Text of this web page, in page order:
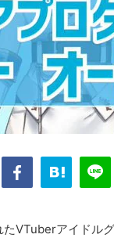
VTuberアイドル